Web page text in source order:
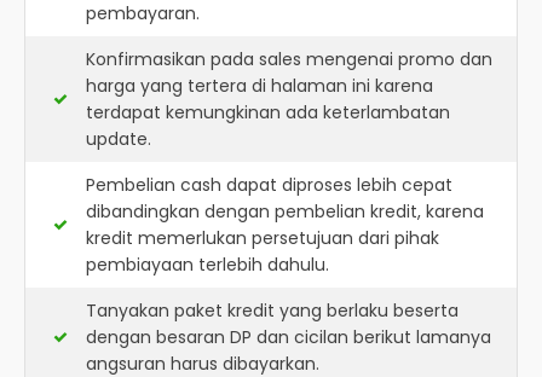
pembayaran.
Konfirmasikan pada sales mengenai promo dan
harga yang tertera di halaman ini karena
terdapat kemungkinan ada keterlambatan
update.
Pembelian cash dapat diproses lebih cepat
dibandingkan dengan pembelian kredit, karena
kredit memerlukan persetujuan dari pihak
pembiayaan terlebih dahulu.
Tanyakan paket kredit yang berlaku beserta
dengan besaran DP dan cicilan berikut lamanya
angsuran harus dibayarkan.